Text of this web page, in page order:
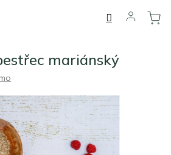
mariánský